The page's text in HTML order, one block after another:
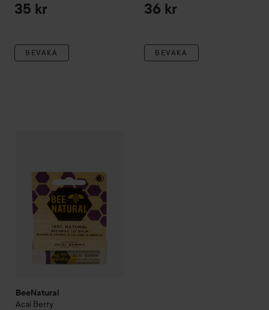
35 kr
BEVAKA
36 kr
BEVAKA
BeeNatural
Acai Berry